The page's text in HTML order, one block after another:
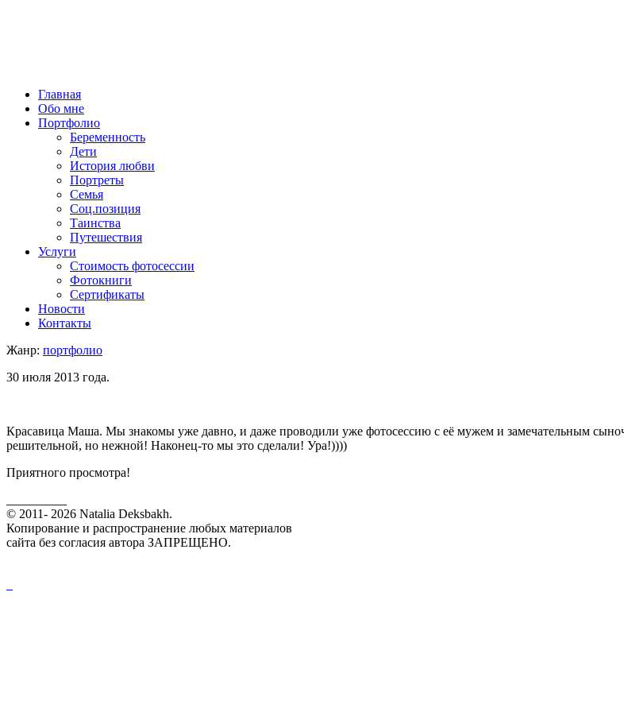
Главная
Обо мне
Портфолио
Беременность
Дети
История любви
Портреты
Семья
Соц.позиция
Таинства
Путешествия
Услуги
Стоимость фотосессии
Фотокниги
Сертификаты
Новости
Контакты
Жанр: портфолио
30 июля 2013 года.
Красавица Маша. Мы знакомы уже давно, и даже проводили уже фотосессию с её мужем и замечательным
решительной, но нежной! Наконец-то мы это сделали! Ура!))))
Приятного просмотра!
© 2011- 2026 Natalia Deksbakh.
Копирование и распространение любых материалов
сайта без согласия автора ЗАПРЕЩЕНО.